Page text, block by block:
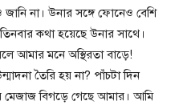
না। উনার সঙ্গে ফোনেও বেশি
কথা হয়েছে উনার সাথে।
আমার মনে অস্থিরতা বাড়ে!
তৈরি হয় না? পাঁচটা দিন
মেজাজ বিগড়ে গেছে আমার। আমি